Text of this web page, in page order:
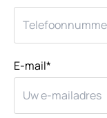
E-mail*